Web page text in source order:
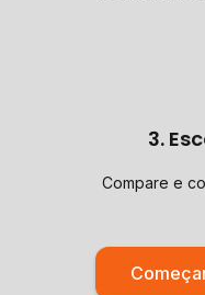
3.
Compare e